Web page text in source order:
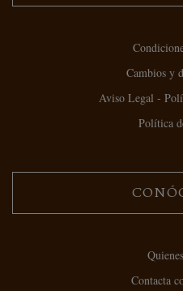
Cambios y
Aviso Legal -
Política
Contacta